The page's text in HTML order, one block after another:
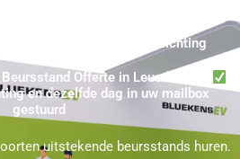
★ 100% Zonder Verplichting
Offerte in Leusden aan
en dezelfde dag in uw mailbox
gestuurd
uitstekende beursstands huren.